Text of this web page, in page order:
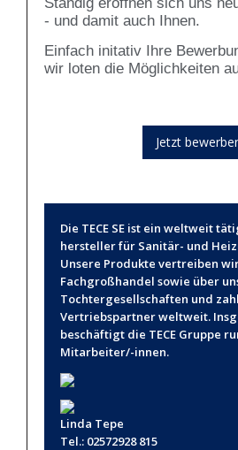
Ständig eröffnen sich uns
- und damit auch Ihnen.
Einfach initativ Ihre
wir loten die Möglichkeiten
Jetzt
Die TECE SE ist ein weltweit
hersteller für Sanitär- und
Un­sere Produkte vertreiben
Fachgroß­handel sowie über
Tochtergesellschaften und
Vertrieb­spartner weltweit.
beschäftigt die TECE Gruppe
Mitarbeiter/-innen.
Linda Tepe
Tel.: 02572928 815